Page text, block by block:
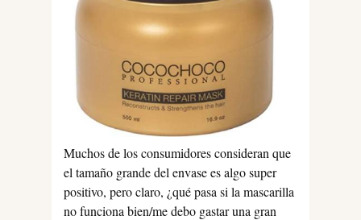
Muchos de los consumidores consideran que
el tamaño grande del envase es algo super
positivo, pero claro, ¿qué pasa si la mascarilla
no funciona bien/me debo gastar una gran